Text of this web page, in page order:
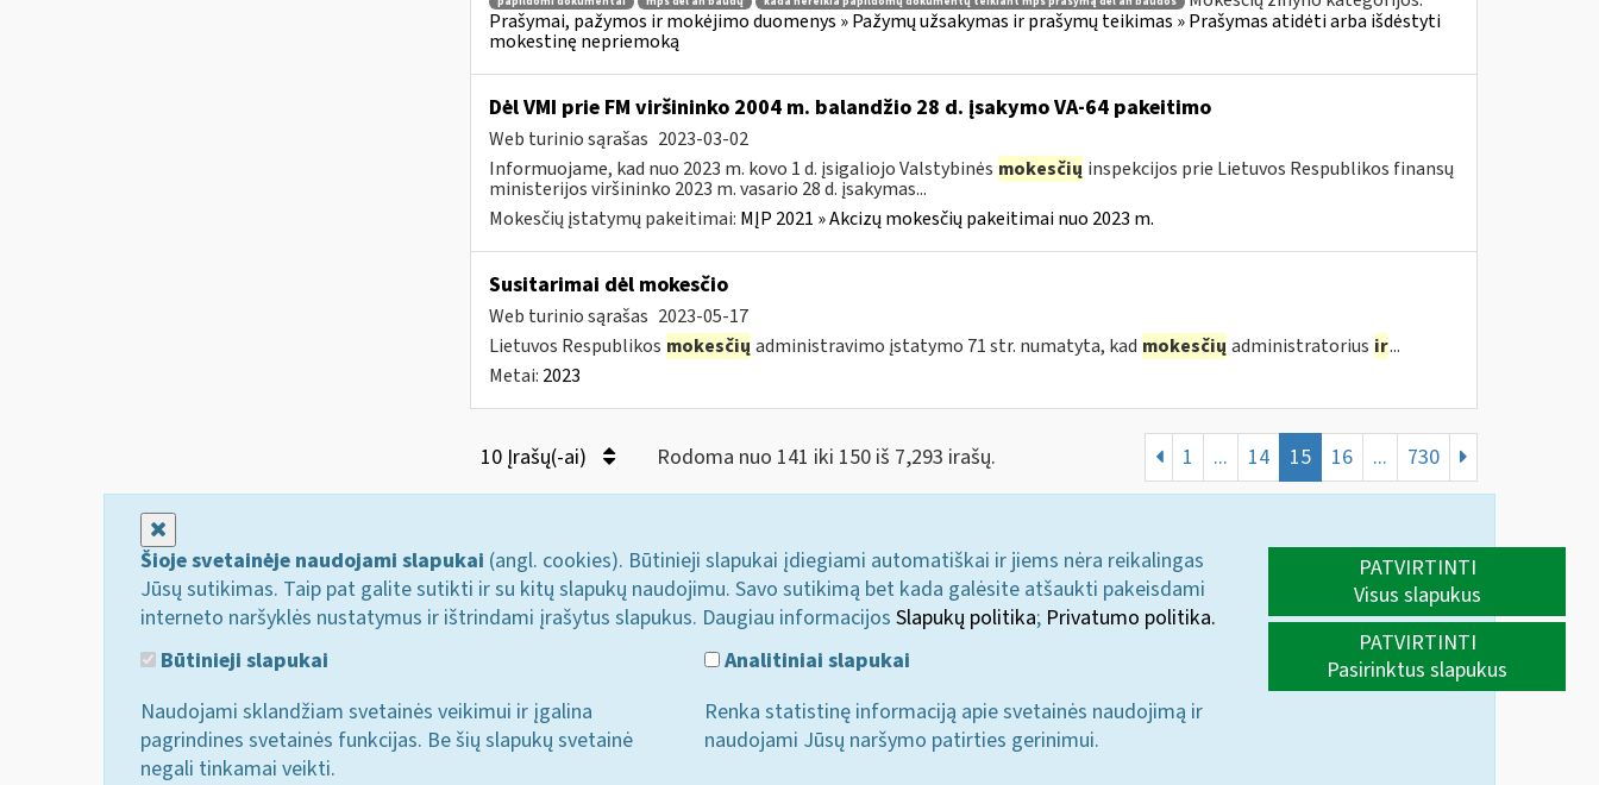
Prašymai, pažymos ir mokėjimo duomenys » Pažymų užsakymas ir prašymų teikimas » Prašymas atidėti arba išdėstyti
mokestinę nepriemoką
Dėl VMI prie FM viršininko 2004 m. balandžio 28 d. įsakymo VA-64 pakeitimo
Web turinio sąrašas 2023-03-02
Informuojame, kad nuo 2023 m. kovo 1 d. įsigaliojo Valstybinės mokesčių inspekcijos prie Lietuvos Respublikos finansų
ministerijos viršininko 2023 m. vasario 28 d. įsakymas...
Mokesčių įstatymų pakeitimai: MĮP 2021 » Akcizų mokesčių pakeitimai nuo 2023 m.
Susitarimai dėl mokesčio
Web turinio sąrašas 2023-05-17
Lietuvos Respublikos mokesčių administravimo įstatymo 71 str. numatyta, kad mokesčių administratorius ir...
Metai: 2023
10 Įrašų(-ai) Rodoma nuo 141 iki 150 iš 7,293 irašų. 1 ... 14 15 16 ... 730
Šioje svetainėje naudojami slapukai (angl. cookies). Būtinieji slapukai įdiegiami automatiškai ir jiems nėra reikalingas
Jūsų sutikimas. Taip pat galite sutikti ir su kitų slapukų naudojimu. Savo sutikimą bet kada galėsite atšaukti pakeisdami
interneto naršyklės nustatymus ir ištrindami įrašytus slapukus. Daugiau informacijos Slapukų politika; Privatumo politika.
Būtinieji slapukai
Naudojami sklandžiam svetainės veikimui ir įgalina
pagrindines svetainės funkcijas. Be šių slapukų svetainė
negali tinkamai veikti.
Analitiniai slapukai
Renka statistinę informaciją apie svetainės naudojimą ir
naudojami Jūsų naršymo patirties gerinimui.
PATVIRTINTI
Visus slapukus
PATVIRTINTI
Pasirinktus slapukus